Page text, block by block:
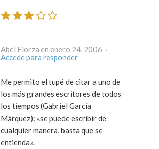
Abel Elorza en enero 24, 2006 ·
Accede para responder
Me permito el tupé de citar a uno de
los más grandes escritores de todos
los tiempos (Gabriel García
Márquez): «se puede escribir de
cualquier manera, basta que se
entienda».